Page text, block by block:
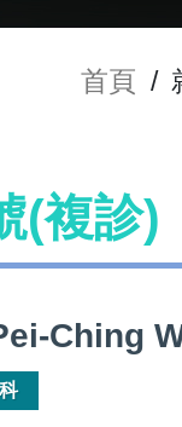
首頁 /
(複診)
Ching